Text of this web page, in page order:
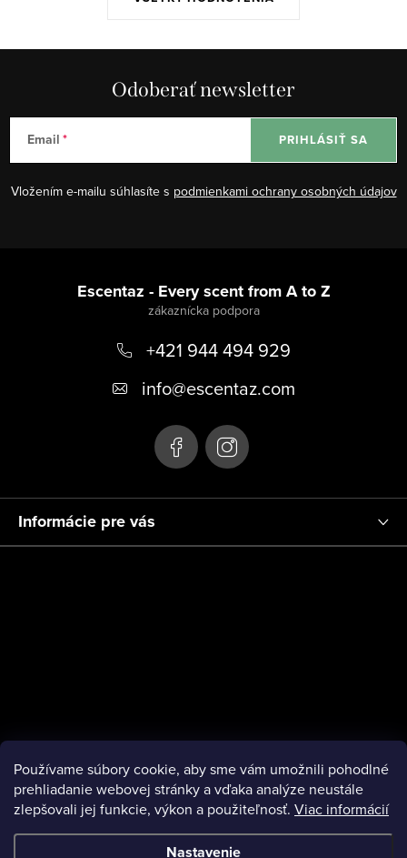
Používame súbory cookie, aby sme vám umožnili pohodlné
prehliadanie webovej stránky a vďaka analýze neustále
zlepšovali jej funkcie, výkon a použiteľnosť. Viac informácií
Nastavenie
Odoberať newsletter
Email
Vložením e-mailu súhlasíte s podmienkami ochrany osobných údajov
PRIHLÁSIŤ SA
Escentaz - Every scent from A to Z
+421 944 494 929
info@escentaz.com
Informácie pre vás